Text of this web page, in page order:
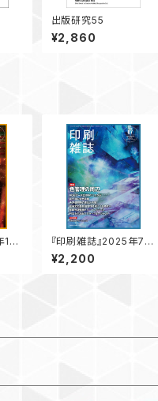
出版研究55
¥2,860
10
『印刷雑誌』2025年7月
号（6月20日発行）
¥2,200